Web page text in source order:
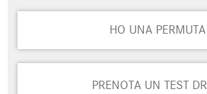
HO UNA PERMUTA
PRENOTA UN TEST